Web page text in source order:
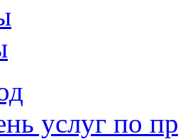
услуг по